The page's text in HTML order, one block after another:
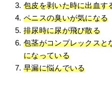
包皮を剥いた時に出血す
ペニスの臭いが気になる
排尿時に尿が飛び散る
包茎がコンプレックスと
になっている
早漏に悩んでいる